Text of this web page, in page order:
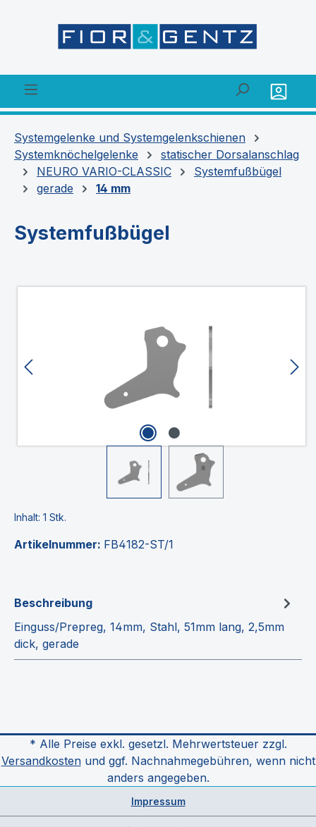
Systemgelenke und Systemgelenkschienen
Systemknöchelgelenke
statischer Dorsalanschlag
NEURO VARIO-CLASSIC
Systemfußbügel
gerade
14 mm
Systemfußbügel
Inhalt: 1 Stk.
Artikelnummer: FB4182-ST/1
Beschreibung
Einguss/Prepreg, 14mm, Stahl, 51mm lang, 2,5mm
dick, gerade
* Alle Preise exkl. gesetzl. Mehrwertsteuer zzgl.
Versandkostenund ggf. Nachnahmegebühren, wenn nicht
anders angegeben.
Impressum